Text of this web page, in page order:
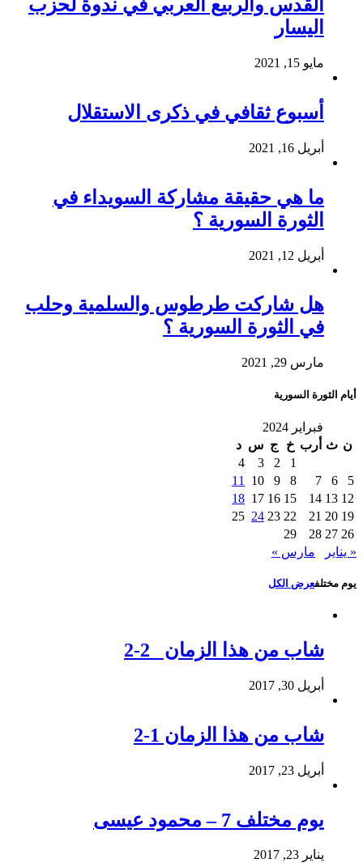
القدس والربيع العربي في ندوة لحزب
اليسار
مايو 15, 2021
أسبوع ثقافي في ذكرى الاستقلال
أبريل 16, 2021
ما هي حقيقة مشاركة السويداء في
الثورة السورية ؟
أبريل 12, 2021
هل شاركت طرطوس والسلمية وحلب
في الثورة السورية ؟
مارس 29, 2021
أيام الثورة السورية
فبراير 2024
ن ث أرب خ ج س د
1
2
3
4
5
6
7
8
9
10
11
12
13
14
15
16
17
18
19
20
21
22
23
24
25
26
27
28
29
« يناير
مارس »
يوم مختلفعرض الكل
شاب من هذا الزمان 2-2
أبريل 30, 2017
شاب من هذا الزمان 1-2
أبريل 23, 2017
يوم مختلف 7 – محمود عيسى
يناير 23, 2017